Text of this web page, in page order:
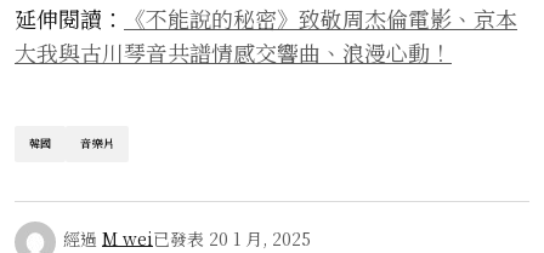
延伸閱讀：
《不能說的秘密》致敬周杰倫電影、京本
大我與古川琴音共譜情感交響曲、浪漫心動！
韓國 音樂片
經過 M wei已發表 20 1 月, 2025